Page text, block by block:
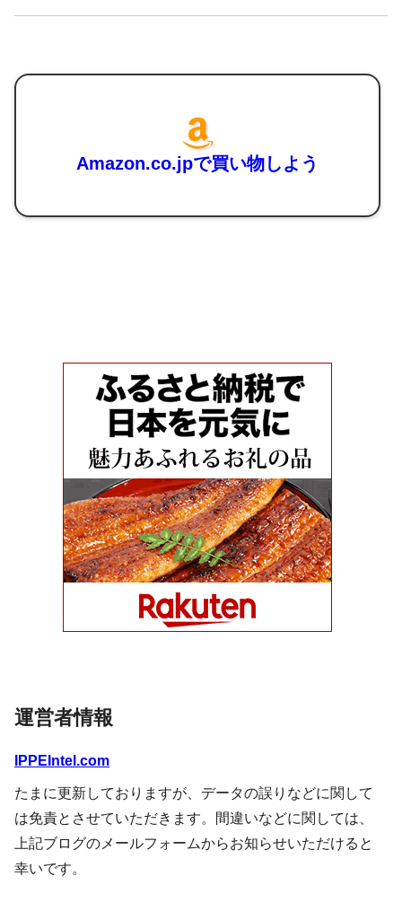
Amazon.co.jpで買い物しよう
運営者情報
IPPEIntel.com
たまに更新しておりますが、データの誤りなどに関して
は免責とさせていただきます。間違いなどに関しては、
上記ブログのメールフォームからお知らせいただけると
幸いです。